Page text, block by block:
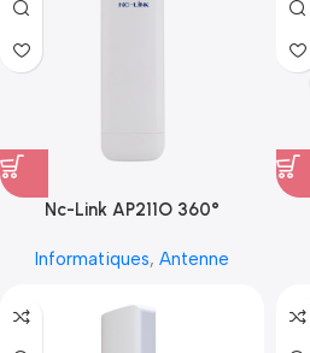
Nc-Link AP211O 360°
Informatiques, Antenne